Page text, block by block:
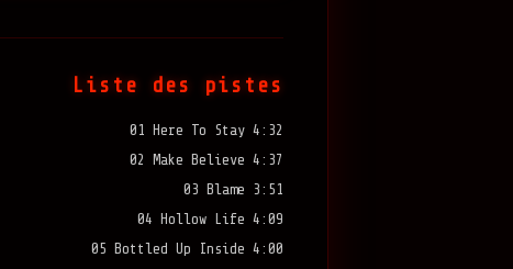
Liste des pistes
01 Here To Stay 4:32
02 Make Believe 4:37
03 Blame 3:51
04 Hollow Life 4:09
05 Bottled Up Inside 4:00